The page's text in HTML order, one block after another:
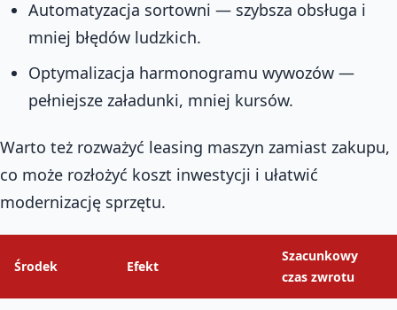
Automatyzacja sortowni — szybsza obsługa i
mniej błędów ludzkich.
Optymalizacja harmonogramu wywozów —
pełniejsze załadunki, mniej kursów.
Warto też rozważyć leasing maszyn zamiast zakupu,
co może rozłożyć koszt inwestycji i ułatwić
modernizację sprzętu.
Środek Efekt
Szacunkowy
czas zwrotu